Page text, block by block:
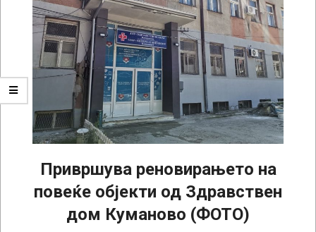
Привршува реновирањето на
повеќе објекти од Здравствен
дом Куманово (ФОТО)